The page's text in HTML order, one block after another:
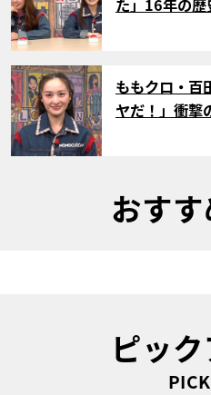
た」16年の
サムネイル
ももクロ・百
ヤだ！」衝
おす
ピッ